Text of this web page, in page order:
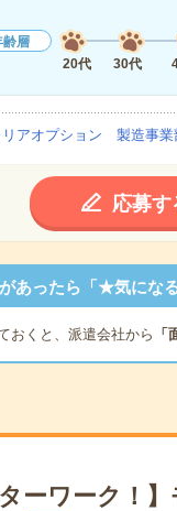
齢層
20代
30代
アオプション 製造事業
応募す
あったら「★気にな
おくと、派遣会社から 「
ーワーク！